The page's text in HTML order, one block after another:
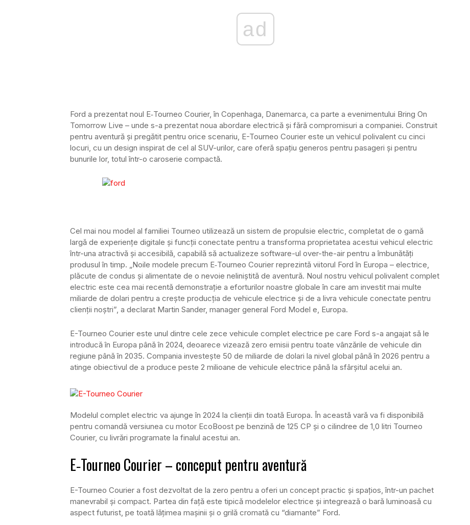
ad
Ford a prezentat noul E‑Tourneo Courier, în Copenhaga, Danemarca, ca parte a evenimentului Bring On
Tomorrow Live – unde s-a prezentat noua abordare electrică și fără compromisuri a companiei. Construit
pentru aventură și pregătit pentru orice scenariu, E-Tourneo Courier este un vehicul polivalent cu cinci
locuri, cu un design inspirat de cel al SUV-urilor, care oferă spațiu generos pentru pasageri și pentru
bunurile lor, totul într-o caroserie compactă.
Cel mai nou model al familiei Tourneo utilizează un sistem de propulsie electric, completat de o gamă
largă de experiențe digitale și funcții conectate pentru a transforma proprietatea acestui vehicul electric
într-una atractivă și accesibilă, capabilă să actualizeze software-ul over-the-air pentru a îmbunătăți
produsul în timp. „Noile modele precum E‑Tourneo Courier reprezintă viitorul Ford în Europa – electrice,
plăcute de condus și alimentate de o nevoie neliniștită de aventură. Noul nostru vehicul polivalent complet
electric este cea mai recentă demonstrație a eforturilor noastre globale în care am investit mai multe
miliarde de dolari pentru a crește producția de vehicule electrice și de a livra vehicule conectate pentru
clienții noștri”, a declarat Martin Sander, manager general Ford Model e, Europa.
E-Tourneo Courier este unul dintre cele zece vehicule complet electrice pe care Ford s-a angajat să le
introducă în Europa până în 2024, deoarece vizează zero emisii pentru toate vânzările de vehicule din
regiune până în 2035. Compania investește 50 de miliarde de dolari la nivel global până în 2026 pentru a
atinge obiectivul de a produce peste 2 milioane de vehicule electrice până la sfârșitul acelui an.
Modelul complet electric va ajunge în 2024 la clienții din toată Europa. În această vară va fi disponibilă
pentru comandă versiunea cu motor EcoBoost pe benzină de 125 CP și o cilindree de 1,0 litri Tourneo
Courier, cu livrări programate la finalul acestui an.
E‑Tourneo Courier – conceput pentru aventură
E-Tourneo Courier a fost dezvoltat de la zero pentru a oferi un concept practic și spațios, într-un pachet
manevrabil și compact. Partea din față este tipică modelelor electrice și integrează o bară luminoasă cu
aspect futurist, pe toată lățimea mașinii și o grilă cromată cu “diamante” Ford.